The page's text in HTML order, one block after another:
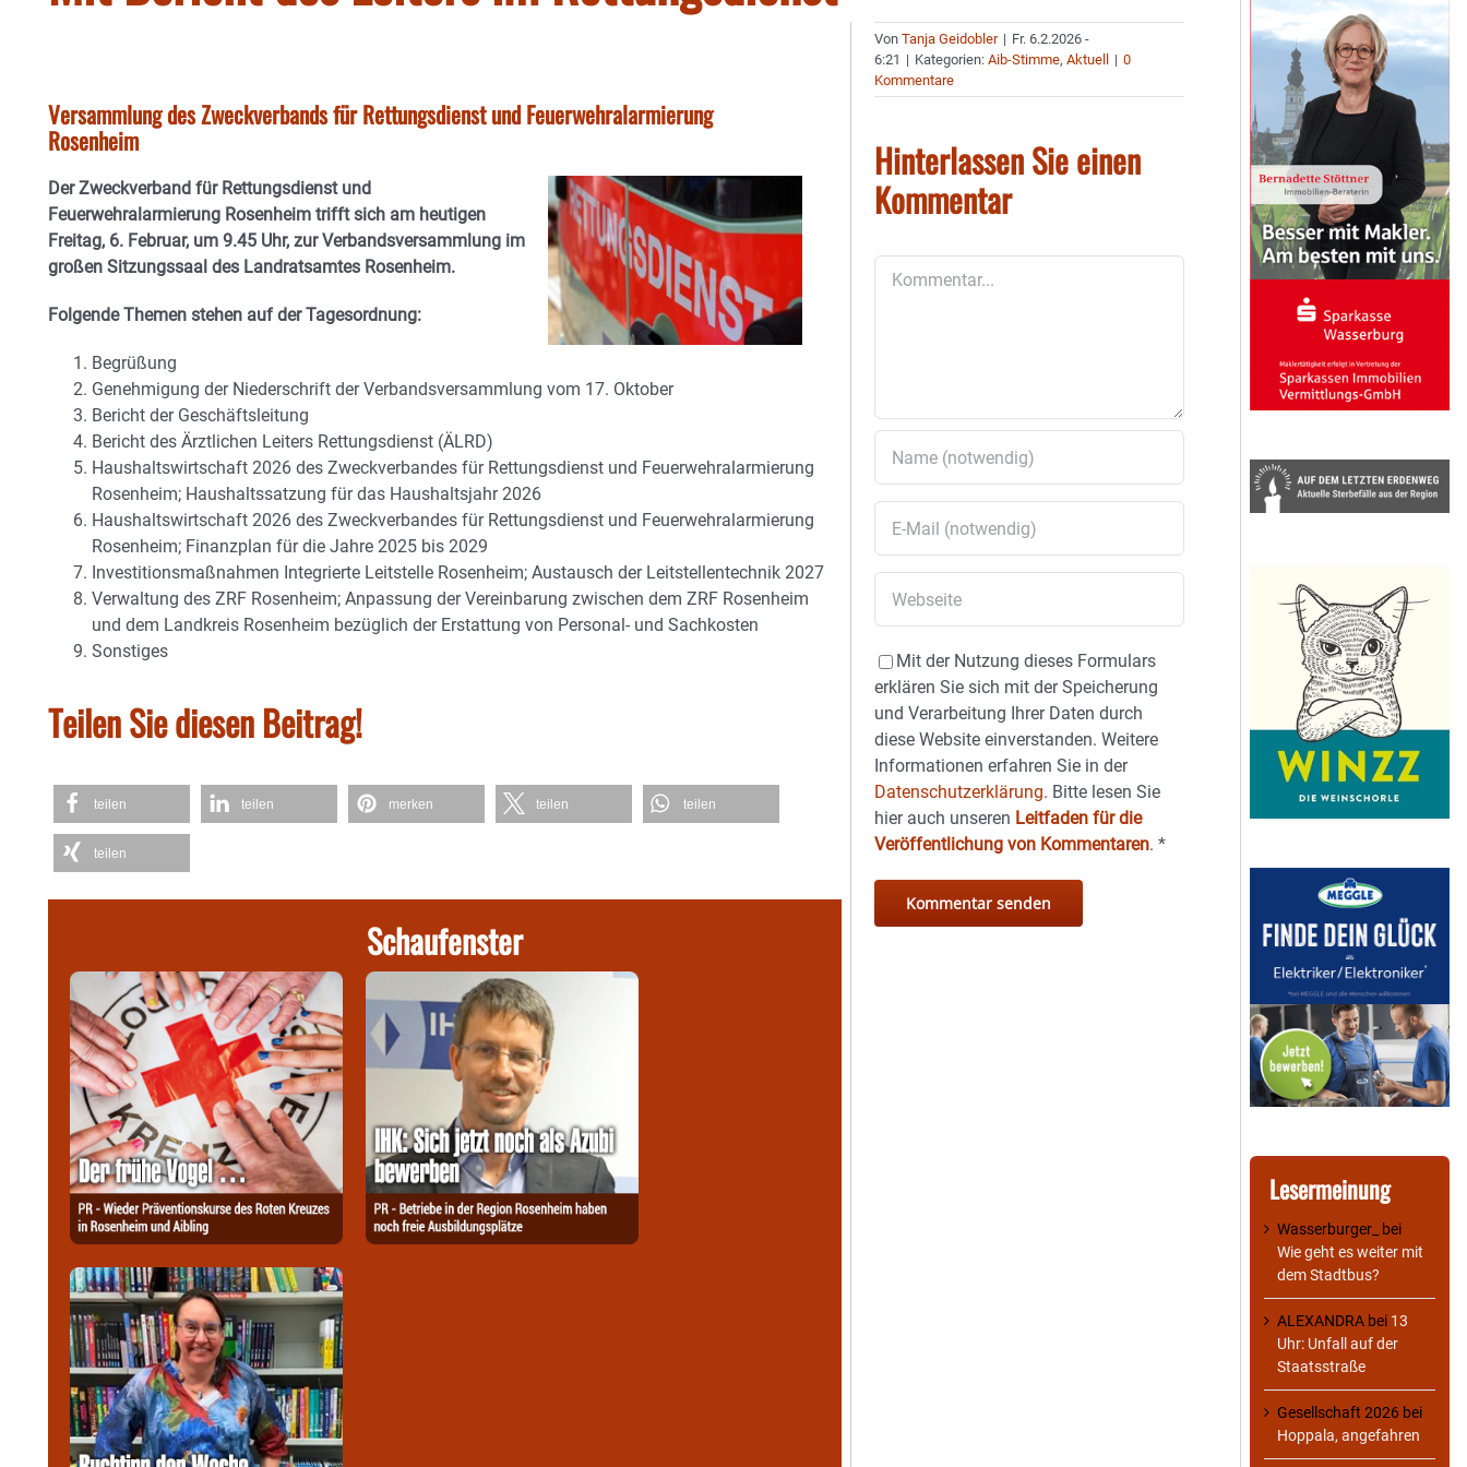
Versammlung des Zweckverbands für Rettungsdienst und Feuerwehralarmierung
Rosenheim
Der Zweckverband für Rettungsdienst und
Feuerwehralarmierung Rosenheim trifft sich am heutigen
Freitag, 6. Februar, um 9.45 Uhr, zur Verbandsversammlung im
großen Sitzungssaal des Landratsamtes Rosenheim.
Folgende Themen stehen auf der Tagesordnung:
Begrüßung
Genehmigung der Niederschrift der Verbandsversammlung vom 17. Oktober
Bericht der Geschäftsleitung
Bericht des Ärztlichen Leiters Rettungsdienst (ÄLRD)
Haushaltswirtschaft 2026 des Zweckverbandes für Rettungsdienst und Feuerwehralarmierung
Rosenheim; Haushaltssatzung für das Haushaltsjahr 2026
Haushaltswirtschaft 2026 des Zweckverbandes für Rettungsdienst und Feuerwehralarmierung
Rosenheim; Finanzplan für die Jahre 2025 bis 2029
Investitionsmaßnahmen Integrierte Leitstelle Rosenheim; Austausch der Leitstellentechnik 2027
Verwaltung des ZRF Rosenheim; Anpassung der Vereinbarung zwischen dem ZRF Rosenheim
und dem Landkreis Rosenheim bezüglich der Erstattung von Personal- und Sachkosten
Sonstiges
Teilen Sie diesen Beitrag!
teilen teilen merken teilen teilen
teilen
Schaufenster
VonTanja Geidobler | Fr. 6.2.2026 -
6:21 | Kategorien:Aib-Stimme,Aktuell | 0
Kommentare
Hinterlassen Sie einen
Kommentar
Mit der Nutzung dieses Formulars
erklären Sie sich mit der Speicherung
und Verarbeitung Ihrer Daten durch
diese Website einverstanden. Weitere
Informationen erfahren Sie in der
Datenschutzerklärung. Bitte lesen Sie
hier auch unseren Leitfaden für die
Veröffentlichung von Kommentaren.*
Lesermeinung
Wasserburger_
bei
Wie geht es weiter mit
dem Stadtbus?
ALEXANDRA bei 13
Uhr: Unfall auf der
Staatsstraße
Gesellschaft 2026 bei
Hoppala, angefahren